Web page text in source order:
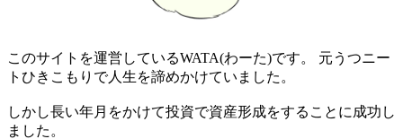
このサイトを運営しているWATA(わーた)です。 元うつニー
トひきこもりで人生を諦めかけていました。
しかし長い年月をかけて投資で資産形成をすることに成功し
ました。